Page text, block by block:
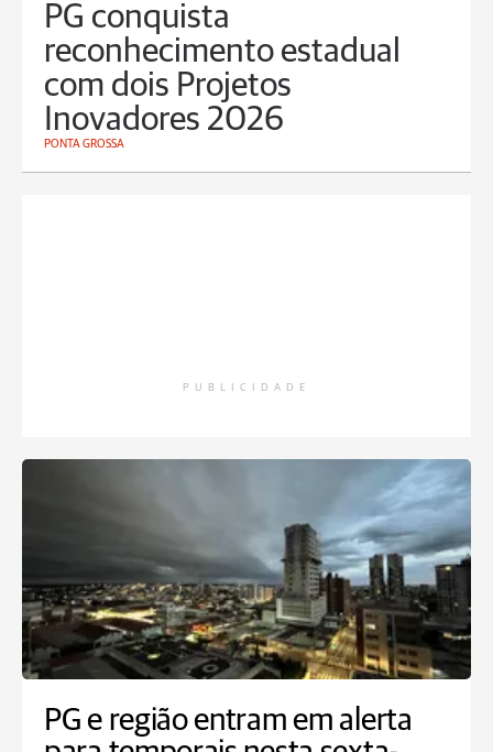
PG conquista
reconhecimento estadual
com dois Projetos
Inovadores 2026
PONTA GROSSA
PUBLICIDADE
PG e região entram em alerta